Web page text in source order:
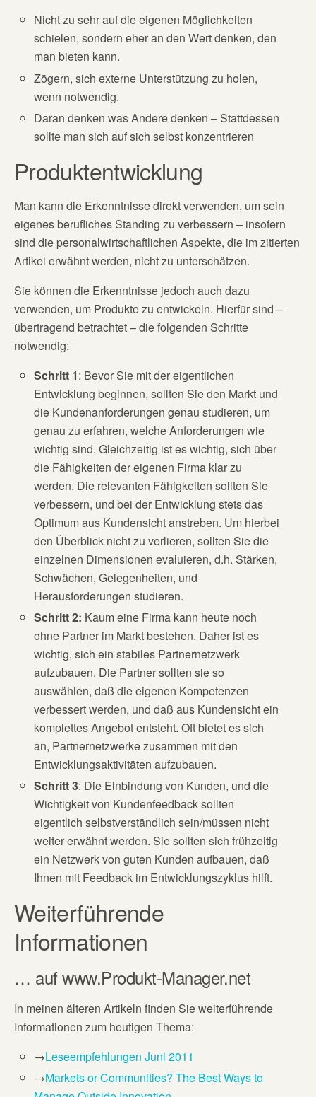
Nicht zu sehr auf die eigenen Möglichkeiten
schielen, sondern eher an den Wert denken, den
man bieten kann.
Zögern, sich externe Unterstützung zu holen,
wenn notwendig.
Daran denken was Andere denken – Stattdessen
sollte man sich auf sich selbst konzentrieren
Produktentwicklung
Man kann die Erkenntnisse direkt verwenden, um sein
eigenes berufliches Standing zu verbessern – insofern
sind die personalwirtschaftlichen Aspekte, die im zitierten
Artikel erwähnt werden, nicht zu unterschätzen.
Sie können die Erkenntnisse jedoch auch dazu
verwenden, um Produkte zu entwickeln. Hierfür sind –
übertragend betrachtet – die folgenden Schritte
notwendig:
Schritt 1: Bevor Sie mit der eigentlichen
Entwicklung beginnen, sollten Sie den Markt und
die Kundenanforderungen genau studieren, um
genau zu erfahren, welche Anforderungen wie
wichtig sind. Gleichzeitig ist es wichtig, sich über
die Fähigkeiten der eigenen Firma klar zu
werden. Die relevanten Fähigkeiten sollten Sie
verbessern, und bei der Entwicklung stets das
Optimum aus Kundensicht anstreben. Um hierbei
den Überblick nicht zu verlieren, sollten Sie die
einzelnen Dimensionen evaluieren, d.h. Stärken,
Schwächen, Gelegenheiten, und
Herausforderungen studieren.
Schritt 2: Kaum eine Firma kann heute noch
ohne Partner im Markt bestehen. Daher ist es
wichtig, sich ein stabiles Partnernetzwerk
aufzubauen. Die Partner sollten sie so
auswählen, daß die eigenen Kompetenzen
verbessert werden, und daß aus Kundensicht ein
komplettes Angebot entsteht. Oft bietet es sich
an, Partnernetzwerke zusammen mit den
Entwicklungsaktivitäten aufzubauen.
Schritt 3: Die Einbindung von Kunden, und die
Wichtigkeit von Kundenfeedback sollten
eigentlich selbstverständlich sein/müssen nicht
weiter erwähnt werden. Sie sollten sich frühzeitig
ein Netzwerk von guten Kunden aufbauen, daß
Ihnen mit Feedback im Entwicklungszyklus hilft.
Weiterführende
Informationen
… auf www.Produkt-Manager.net
In meinen älteren Artikeln finden Sie weiterführende
Informationen zum heutigen Thema:
→Leseempfehlungen Juni 2011
→Markets or Communities? The Best Ways to